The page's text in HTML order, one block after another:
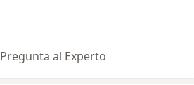
Pregunta al Experto